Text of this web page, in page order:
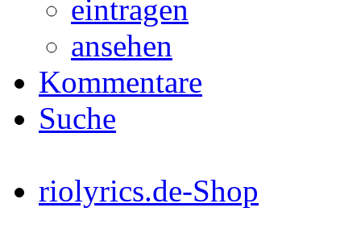
eintragen
ansehen
Kommentare
Suche
riolyrics.de-Shop